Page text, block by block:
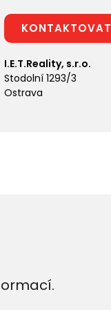
KONTAKTOVAT
I.E.T.Reality, s.r.o.
Stodolní 1293/3
Ostrava